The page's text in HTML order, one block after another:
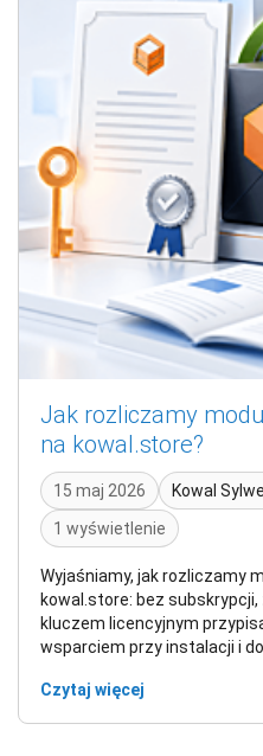
Jak rozliczamy
na kowal.store?
15 maj 2026 Kowal
1 wyświetlenie
Wyjaśniamy, jak rozliczamy
kowal.store: bez
kluczem licencyjnym
wsparciem przy instalacji i
Czytaj więcej